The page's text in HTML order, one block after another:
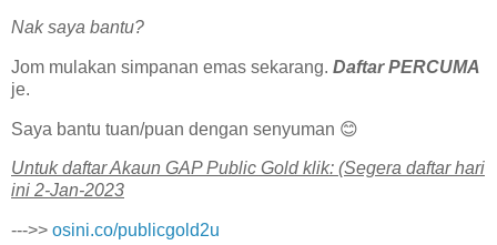
Nak saya bantu?
Jom mulakan simpanan emas sekarang. Daftar PERCUMA
je.
Saya bantu tuan/puan dengan senyuman 😊
U͏n͏t͏u͏k͏ d͏a͏f͏t͏a͏r͏ A͏k͏a͏u͏n͏ G͏A͏P͏ P͏u͏b͏l͏i͏c͏ G͏o͏l͏d͏ k͏l͏i͏k͏: (Segera daftar hari
ini 2-Jan-2023
--->> osini.co/publicgold2u